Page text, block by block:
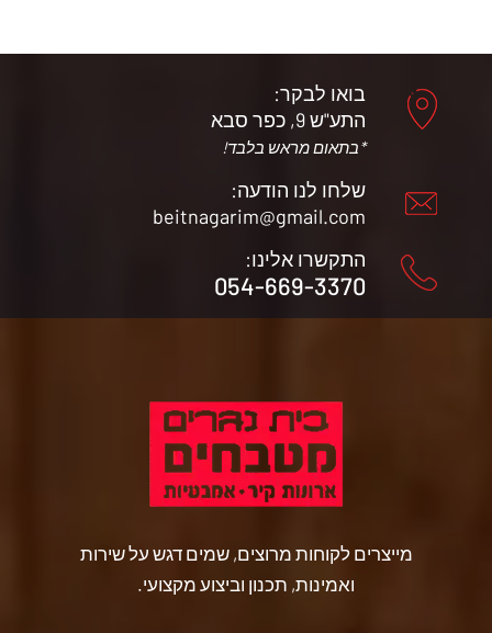
בואו לבקר:
התע"ש 9, כפר סבא
*בתאום מראש בלבד!
שלחו לנו הודעה:
beitnagarim@gmail.com
התקשרו אלינו:
054-669-3370
מייצרים לקוחות מרוצים, שמים דגש על שירות
ואמינות, תכנון וביצוע מקצועי.